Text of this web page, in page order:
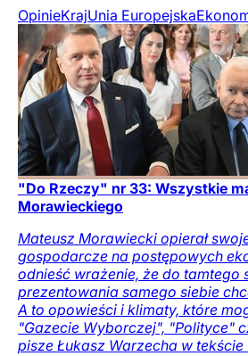
OpinieKrajUnia Europejska
"Do Rzeczy" nr 33: Wszystkie
Morawieckiego
Mateusz Morawiecki opierał
gospodarcze na postępowych
odnieść wrażenie, że do tamtego
prezentowania samego siebie
A to opowieści i klimaty, które
"Gazecie Wyborczej", "Polityce"
pisze Łukasz Warzecha w